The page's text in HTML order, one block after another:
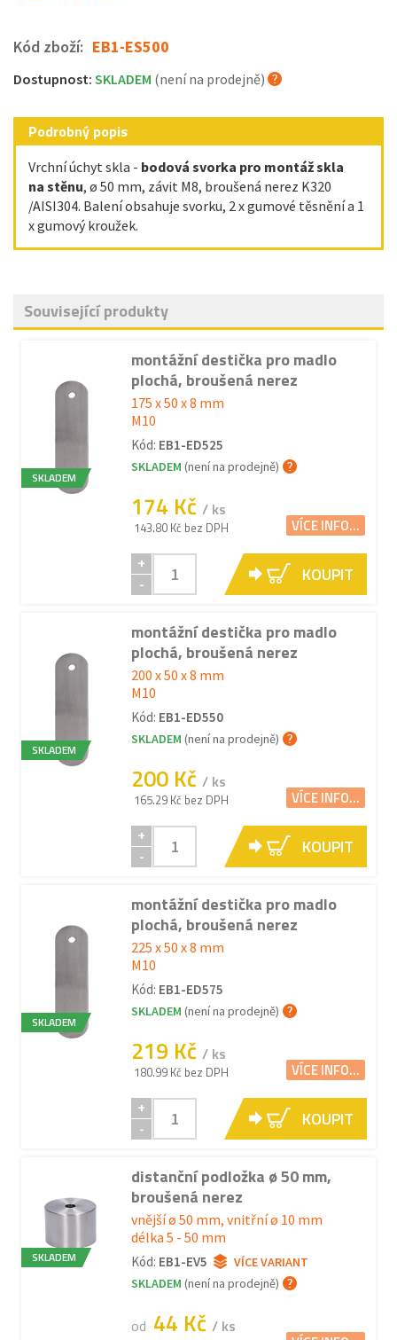
Kód zboží: EB1-ES500
Dostupnost: SKLADEM (není na prodejně)
Podrobný popis
Vrchní úchyt skla - bodová svorka pro montáž skla
na stěnu, ø 50 mm, závit M8, broušená nerez K320
/AISI304. Balení obsahuje svorku, 2 x gumové těsnění a 1
x gumový kroužek.
Související produkty
SKLADEM
montážní destička pro madlo
plochá, broušená nerez
175 x 50 x 8 mm
M10
Kód: EB1-ED525
SKLADEM (není na prodejně)
174 Kč / ks
143.80 Kč bez DPH VÍCE INFO...
+
-
KOUPIT
SKLADEM
montážní destička pro madlo
plochá, broušená nerez
200 x 50 x 8 mm
M10
Kód: EB1-ED550
SKLADEM (není na prodejně)
200 Kč / ks
165.29 Kč bez DPH VÍCE INFO...
+
-
KOUPIT
SKLADEM
montážní destička pro madlo
plochá, broušená nerez
225 x 50 x 8 mm
M10
Kód: EB1-ED575
SKLADEM (není na prodejně)
219 Kč / ks
180.99 Kč bez DPH VÍCE INFO...
+
-
KOUPIT
SKLADEM
distanční podložka ø 50 mm,
broušená nerez
vnější ø 50 mm, vnitřní ø 10 mm
délka 5 - 50 mm
Kód: EB1-EV5
VÍCE VARIANT
SKLADEM (není na prodejně)
od 44 Kč / ks